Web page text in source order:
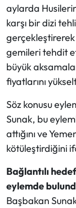
aylarda
karşı bir dizi
gemileri tehdit
büyük
fiyatlarını
Söz konusu
Sunak, bu
attığını ve
kötüleştirdiğini
Bağlantılı
eylemde
Başbakan